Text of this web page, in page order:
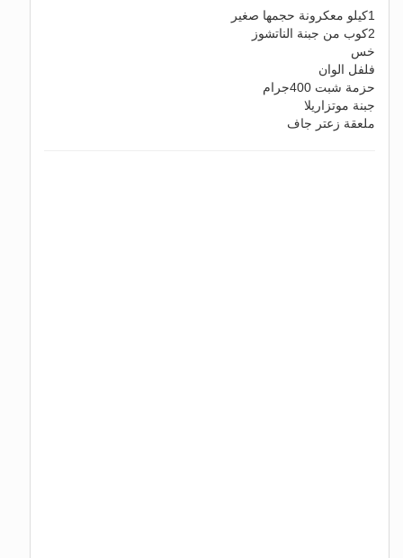
1كيلو معكرونة حجمها صغير
2كوب من جبنة الناتشوز
خس
فلفل الوان
حزمة شبت 400جرام
جبنة موتزاريلا
ملعقة زعتر جاف